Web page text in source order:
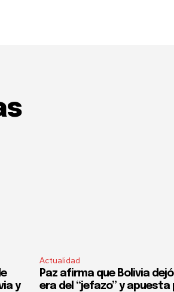
y
Actualidad
Paz afirma que Bolivia
era del “jefazo” y apuesta